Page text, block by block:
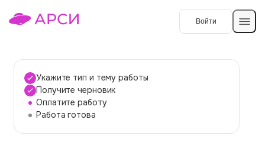
Войти
Темы работ
О сервисе
Укажите тип и тему работы
Получите черновик
Оплатите работу
Работа готова